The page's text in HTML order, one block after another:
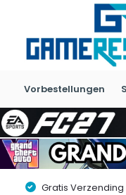
Vorbestellungen
Gratis Verzending